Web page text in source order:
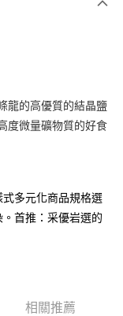
龍的高優質的結晶鹽
度微量礦物質的好食
多元化商品規格選
首推：采優岩選的
相關推薦